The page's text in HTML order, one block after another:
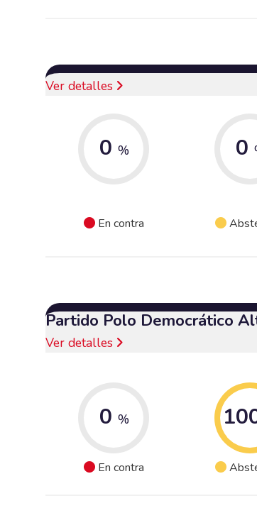
Ver detalles
0 %
En contra
0
Partido Polo Democrático
Ver detalles
0 %
En contra